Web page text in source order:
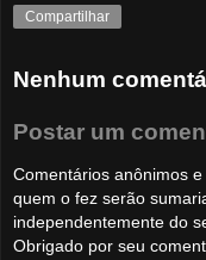
Compartilhar
Nenhum
Postar um
Comentários anônimos
quem o fez serão
independentemente do
Obrigado por seu